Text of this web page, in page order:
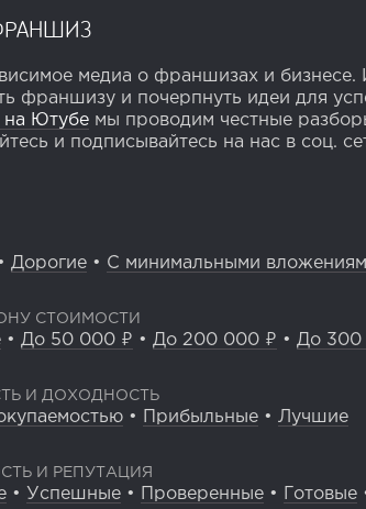
медиа о франшизах и
франшизу и почерпнуть идеи для
Ютубе мы проводим честные
и подписывайтесь на нас в соц.
Дорогие • С минимальными
СТОИМОСТИ
• До 50 000 ₽ • До 200 000 ₽ • До 300
И ДОХОДНОСТЬ
• Прибыльные • Лучшие
И РЕПУТАЦИЯ
• Успешные • Проверенные • Готовые